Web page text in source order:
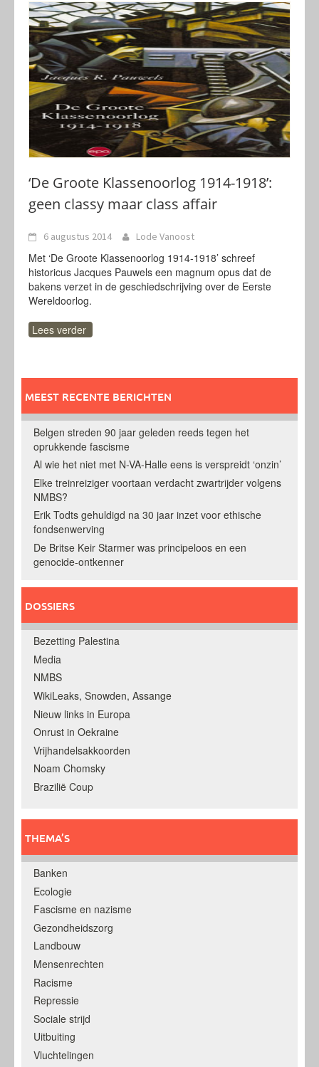
‘De Groote Klassenoorlog 1914-1918’:
geen classy maar class affair
6 augustus 2014 Lode Vanoost
Met ‘De Groote Klassenoorlog 1914-1918’ schreef
historicus Jacques Pauwels een magnum opus dat de
bakens verzet in de geschiedschrijving over de Eerste
Wereldoorlog.
Lees verder
MEEST RECENTE BERICHTEN
Belgen streden 90 jaar geleden reeds tegen het
oprukkende fascisme
Al wie het niet met N-VA-Halle eens is verspreidt ‘onzin’
Elke treinreiziger voortaan verdacht zwartrijder volgens
NMBS?
Erik Todts gehuldigd na 30 jaar inzet voor ethische
fondsenwerving
De Britse Keir Starmer was principeloos en een
genocide-ontkenner
DOSSIERS
Bezetting Palestina
Media
NMBS
WikiLeaks, Snowden, Assange
Nieuw links in Europa
Onrust in Oekraine
Vrijhandelsakkoorden
Noam Chomsky
Brazilië Coup
THEMA’S
Banken
Ecologie
Fascisme en nazisme
Gezondheidszorg
Landbouw
Mensenrechten
Racisme
Repressie
Sociale strijd
Uitbuiting
Vluchtelingen